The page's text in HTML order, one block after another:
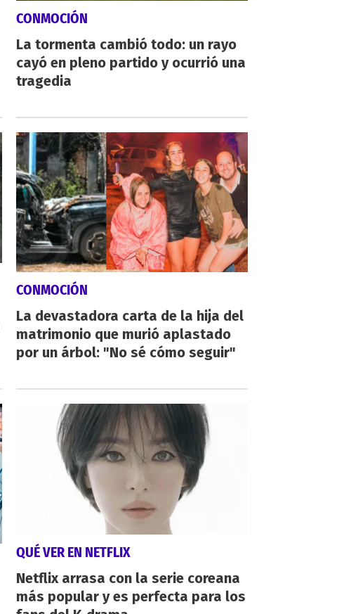
CONMOCIÓN
La tormenta cambió todo: un rayo
cayó en pleno partido y ocurrió una
tragedia
CONMOCIÓN
La devastadora carta de la hija del
matrimonio que murió aplastado
por un árbol: "No sé cómo seguir"
QUÉ VER EN NETFLIX
Netflix arrasa con la serie coreana
más popular y es perfecta para los